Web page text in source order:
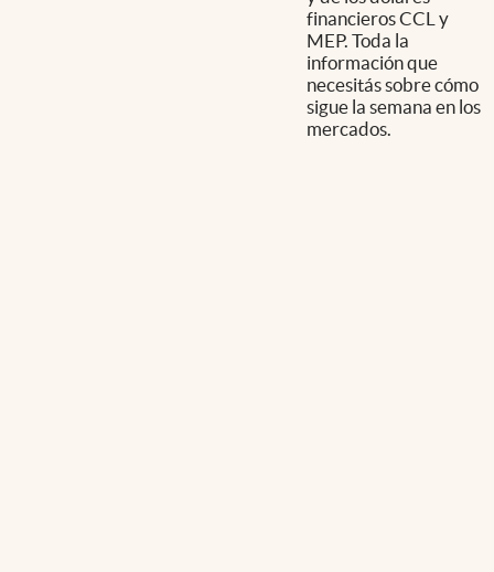
financieros CCL y
MEP. Toda la
información que
necesitás sobre cómo
sigue la semana en los
mercados.